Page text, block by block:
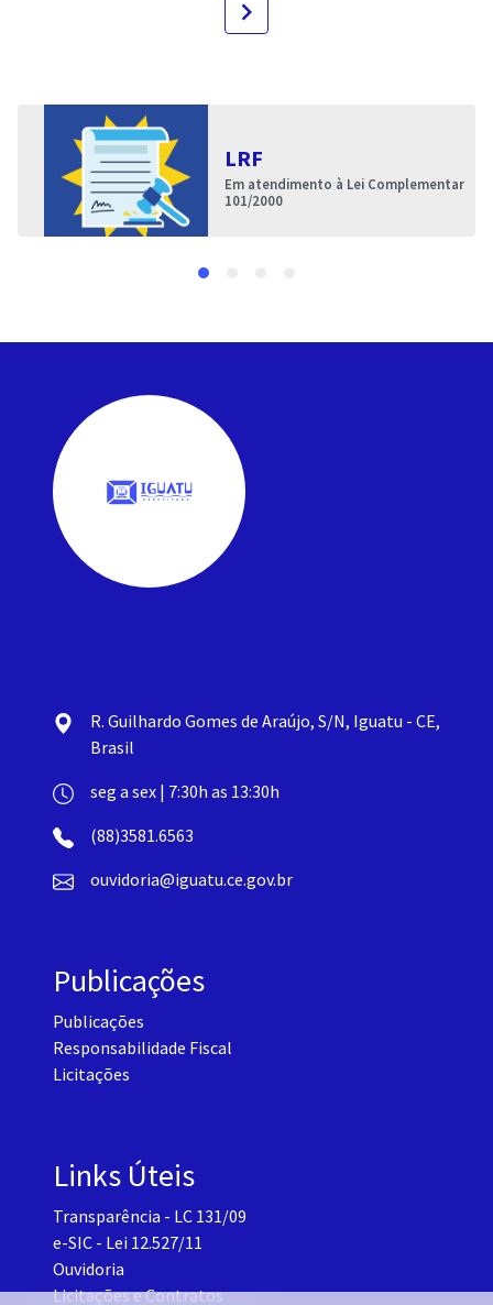
navigate_next
LRF
Em atendimento à Lei Complementar
101/2000
R. Guilhardo Gomes de Araújo, S/N, Iguatu - CE,
Brasil
seg a sex | 7:30h as 13:30h
(88)3581.6563
ouvidoria@iguatu.ce.gov.br
Publicações
Publicações
Responsabilidade Fiscal
Licitações
Links Úteis
Transparência - LC 131/09
e-SIC - Lei 12.527/11
Ouvidoria
Licitações e Contratos